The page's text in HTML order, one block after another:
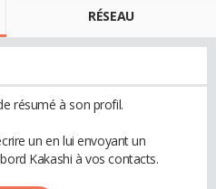
RÉSEAU
résumé à son profil.
un en lui envoyant un
Kakashi à vos contacts.